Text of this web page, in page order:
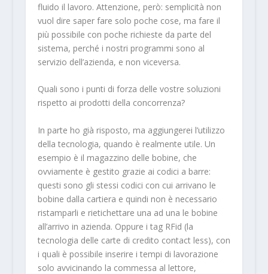
fluido il lavoro. Attenzione, però: semplicità non
vuol dire saper fare solo poche cose, ma fare il
più possibile con poche richieste da parte del
sistema, perché i nostri programmi sono al
servizio dell’azienda, e non viceversa.
Quali sono i punti di forza delle vostre soluzioni
rispetto ai prodotti della concorrenza?
In parte ho già risposto, ma aggiungerei l’utilizzo
della tecnologia, quando è realmente utile. Un
esempio è il magazzino delle bobine, che
ovviamente è gestito grazie ai codici a barre:
questi sono gli stessi codici con cui arrivano le
bobine dalla cartiera e quindi non è necessario
ristamparli e rietichettare una ad una le bobine
all’arrivo in azienda. Oppure i tag RFid (la
tecnologia delle carte di credito contact less), con
i quali è possibile inserire i tempi di lavorazione
solo avvicinando la commessa al lettore,